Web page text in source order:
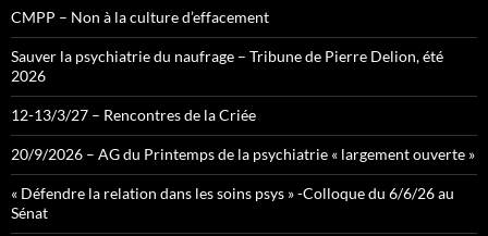
CMPP – Non à la culture d’effacement
Sauver la psychiatrie du naufrage – Tribune de Pierre Delion, été
2026
12-13/3/27 – Rencontres de la Criée
20/9/2026 – AG du Printemps de la psychiatrie « largement ouverte »
« Défendre la relation dans les soins psys » -Colloque du 6/6/26 au
Sénat